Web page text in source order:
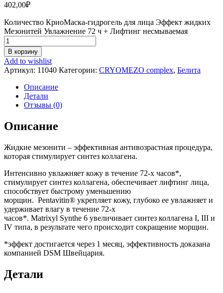
402,00₽
Количество КриоМаска-гидрогель для лица Эффект жидких
Мезонитей Увлажнение 72 ч + Лифтинг несмываемая
В корзину
Add to wishlist
Артикул: 11040 Категории: CRYOMEZO complex, Белита
Описание
Детали
Отзывы (0)
Описание
Жидкие мезонити – эффективная антивозрастная процедура,
которая стимулирует синтез коллагена.
Интенсивно увлажняет кожу в течение 72-х часов*,
стимулирует синтез коллагена, обеспечивает лифтинг лица,
способствует быстрому уменьшению
морщин. Pentavitin® укрепляет кожу, глубоко ее увлажняет и
удерживает влагу в течение 72-х
часов*. Matrixyl Synthe 6 увеличивает синтез коллагена I, III и
IV типа, в результате чего происходит сокращение морщин.
*эффект достигается через 1 месяц, эффективность доказана
компанией DSM Швейцария.
Детали